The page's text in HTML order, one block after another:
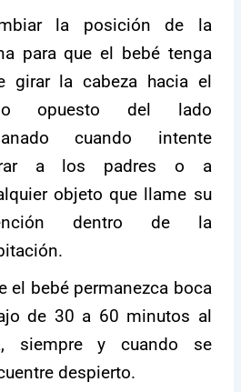
la posición de la
para que el bebé tenga
girar la cabeza hacia el
opuesto del lado
cuando intente
a los padres o a
objeto que llame su
dentro de la
el bebé permanezca boca
de 30 a 60 minutos al
siempre y cuando se
despierto.